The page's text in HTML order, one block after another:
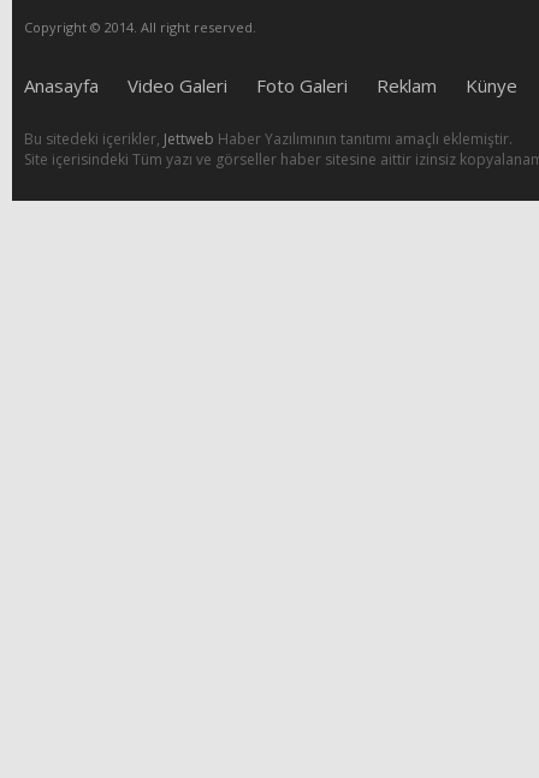
Copyright © 2014. All right reserved.
Anasayfa Video Galeri Foto Galeri Reklam Künye
Bu sitedeki içerikler, Jettweb Haber Yazılımının tanıtımı amaçlı eklemiştir.
Site içerisindeki Tüm yazı ve görseller haber sitesine aittir izinsiz